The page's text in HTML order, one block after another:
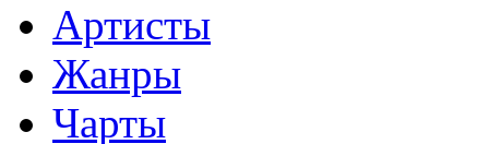
Артисты
Жанры
Чарты